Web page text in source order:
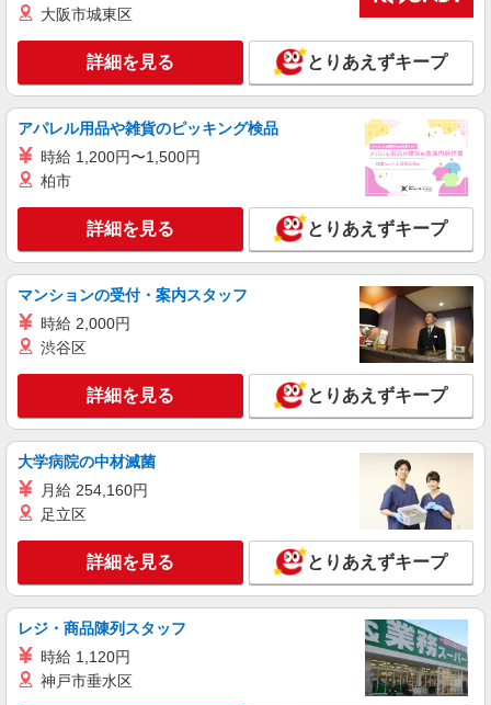
大阪市城東区
詳細を見る とりあえずキープ
アパレル用品や雑貨のピッキング検品
時給 1,200円〜1,500円
柏市
詳細を見る とりあえずキープ
マンションの受付・案内スタッフ
時給 2,000円
渋谷区
詳細を見る とりあえずキープ
大学病院の中材滅菌
月給 254,160円
足立区
詳細を見る とりあえずキープ
レジ・商品陳列スタッフ
時給 1,120円
神戸市垂水区